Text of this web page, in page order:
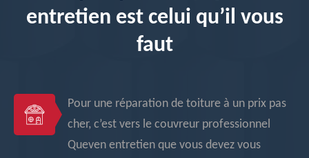
entretien est celui qu’il vous
faut
Pour une réparation de toiture à un prix pas
cher, c’est vers le couvreur professionnel
Queven entretien que vous devez vous